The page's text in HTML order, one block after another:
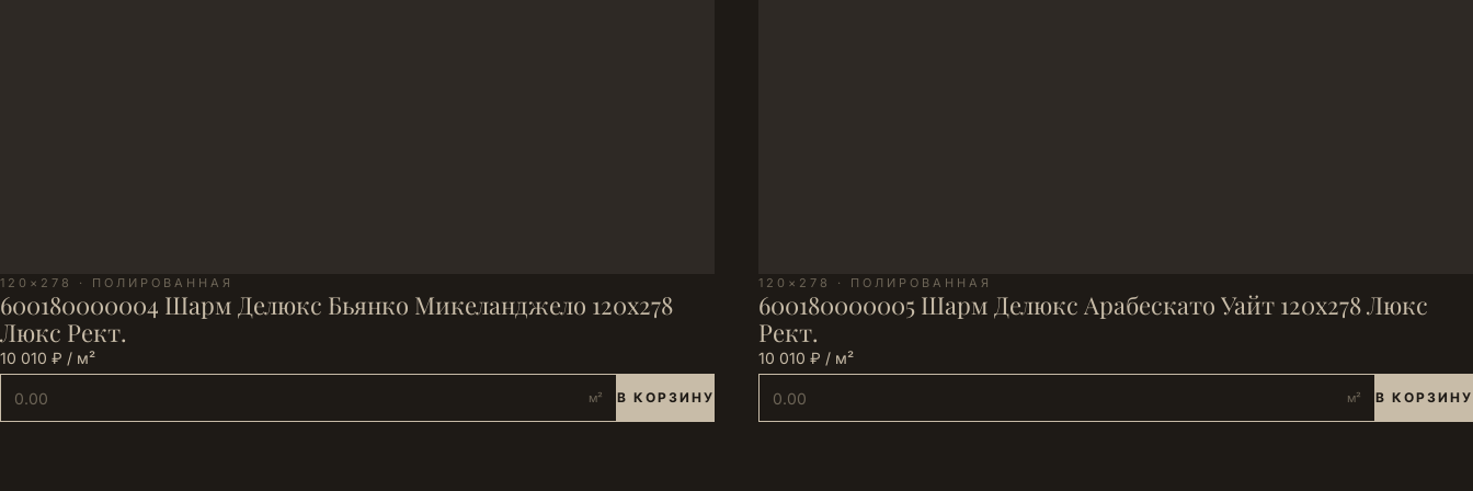
120×278 · ПОЛИРОВАННАЯ
600180000004 Шарм Делюкс Бьянко Микеланджело 120х278
Люкс Рект.
10 010 ₽ / м²
м² В КОРЗИНУ
120×278 · ПОЛИРОВАННАЯ
600180000005 Шарм Делюкс Арабескато Уайт 120х278 Люкс
Рект.
10 010 ₽ / м²
м² В КОРЗИНУ